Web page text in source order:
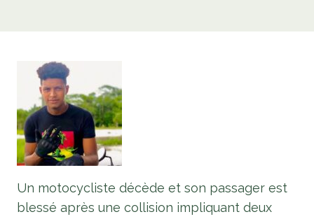
Un motocycliste décède et son passager est
blessé après une collision impliquant deux